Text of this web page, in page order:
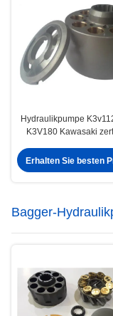
Hydraulikpumpe
K3V180 Kawasaki
Erhalten Sie besten
Bagger-